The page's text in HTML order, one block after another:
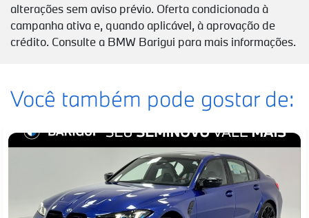
alterações sem aviso prévio. Oferta condicionada à
campanha ativa e, quando aplicável, à aprovação de
crédito. Consulte a BMW Barigui para mais informações.
Você também pode gostar de: